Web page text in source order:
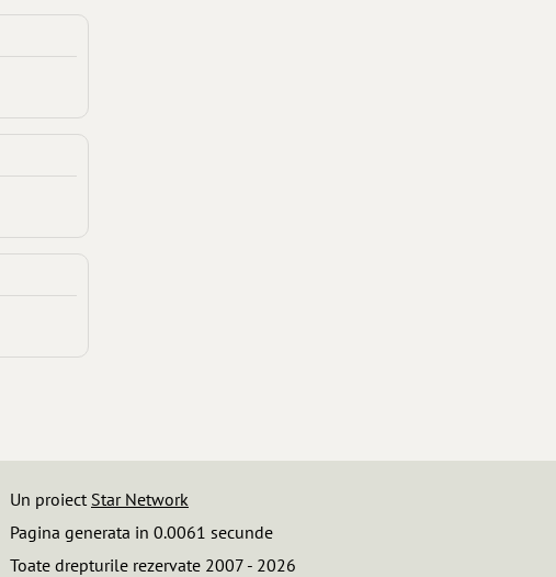
Un proiect Star Network
Pagina generata in 0.0061 secunde
Toate drepturile rezervate 2007 - 2026